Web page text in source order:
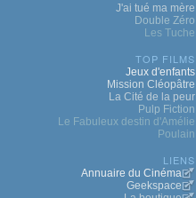
J'ai tué ma mère
Double Zéro
Les Tuche
TOP FILMS
Jeux d'enfants
Mission Cléopâtre
La Cité de la peur
Pulp Fiction
Le Fabuleux destin d'Amélie
Poulain
LIENS
Annuaire du Cinéma
Geekspace